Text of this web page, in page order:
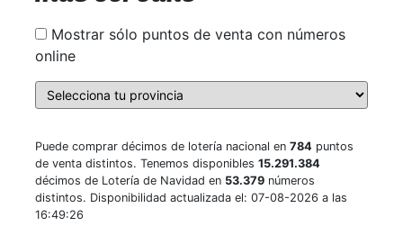
Mostrar sólo puntos de venta con números
online
Puede comprar décimos de lotería nacional en 784 puntos
de venta distintos. Tenemos disponibles 15.291.384
décimos de Lotería de Navidad en 53.379 números
distintos. Disponibilidad actualizada el: 07-08-2026 a las
16:49:26